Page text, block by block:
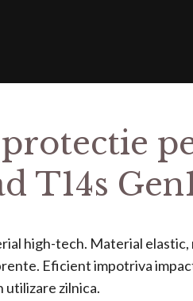
T14s Gen1
high-tech. Material
Eficient impotriva
utilizare zilnica.